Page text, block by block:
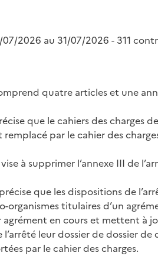
2026 au 31/07/2026 - 311
quatre articles et une
que le cahiers des charges
par le cahier des
à supprimer l’annexe III de
que les dispositions de
organismes titulaires d’un
agrément en cours et mettent à
leur dossier de dossier de
par le cahier des charges.